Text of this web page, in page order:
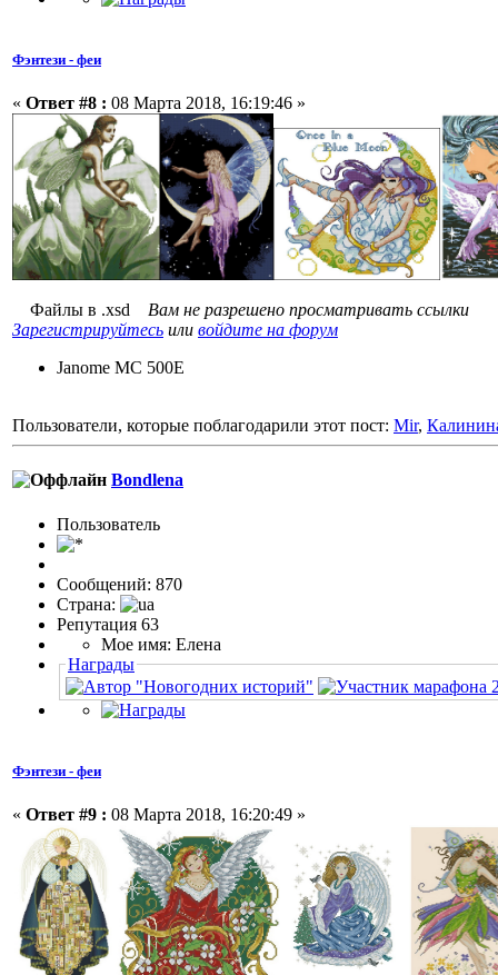
Фэнтези - феи
« Ответ #8 : 08 Марта 2018, 16:19:46 »
Файлы в .xsd Вам не разрешено просматривать ссылки
Зарегистрируйтесь или войдите на форум
Janome MC 500E
Пользователи, которые поблагодарили этот пост: Mir,
Bondlena
Пользовaтeль
Сообщений: 870
Страна:
Репутация 63
Мое имя: Елена
Награды
Фэнтези - феи
« Ответ #9 : 08 Марта 2018, 16:20:49 »